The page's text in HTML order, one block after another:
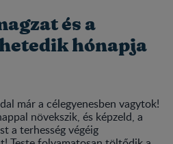
és a
hónapja
már a célegyenesben vagytok!
növekszik, és képzeld, a
a terhesség végéig